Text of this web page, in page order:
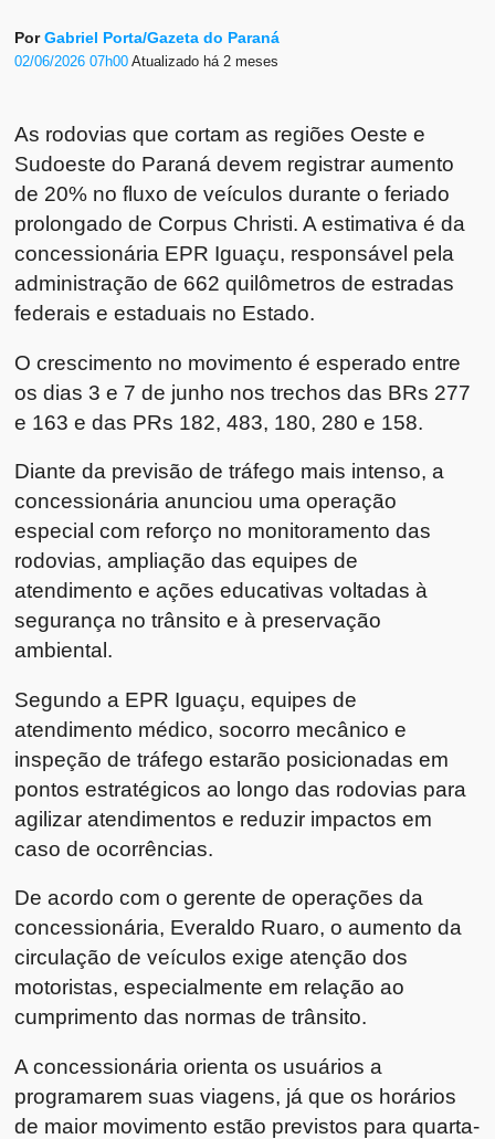
PorGabriel Porta/Gazeta do Paraná
02/06/2026 07h00Atualizado há 2 meses
As rodovias que cortam as regiões Oeste e
Sudoeste do Paraná devem registrar aumento
de 20% no fluxo de veículos durante o feriado
prolongado de Corpus Christi. A estimativa é da
concessionária EPR Iguaçu, responsável pela
administração de 662 quilômetros de estradas
federais e estaduais no Estado.
O crescimento no movimento é esperado entre
os dias 3 e 7 de junho nos trechos das BRs 277
e 163 e das PRs 182, 483, 180, 280 e 158.
Diante da previsão de tráfego mais intenso, a
concessionária anunciou uma operação
especial com reforço no monitoramento das
rodovias, ampliação das equipes de
atendimento e ações educativas voltadas à
segurança no trânsito e à preservação
ambiental.
Segundo a EPR Iguaçu, equipes de
atendimento médico, socorro mecânico e
inspeção de tráfego estarão posicionadas em
pontos estratégicos ao longo das rodovias para
agilizar atendimentos e reduzir impactos em
caso de ocorrências.
De acordo com o gerente de operações da
concessionária, Everaldo Ruaro, o aumento da
circulação de veículos exige atenção dos
motoristas, especialmente em relação ao
cumprimento das normas de trânsito.
A concessionária orienta os usuários a
programarem suas viagens, já que os horários
de maior movimento estão previstos para quarta-